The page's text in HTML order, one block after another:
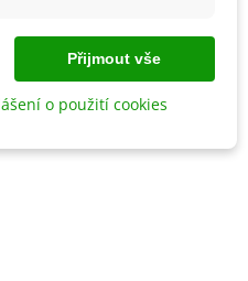
Přijmout vše
o použití cookies